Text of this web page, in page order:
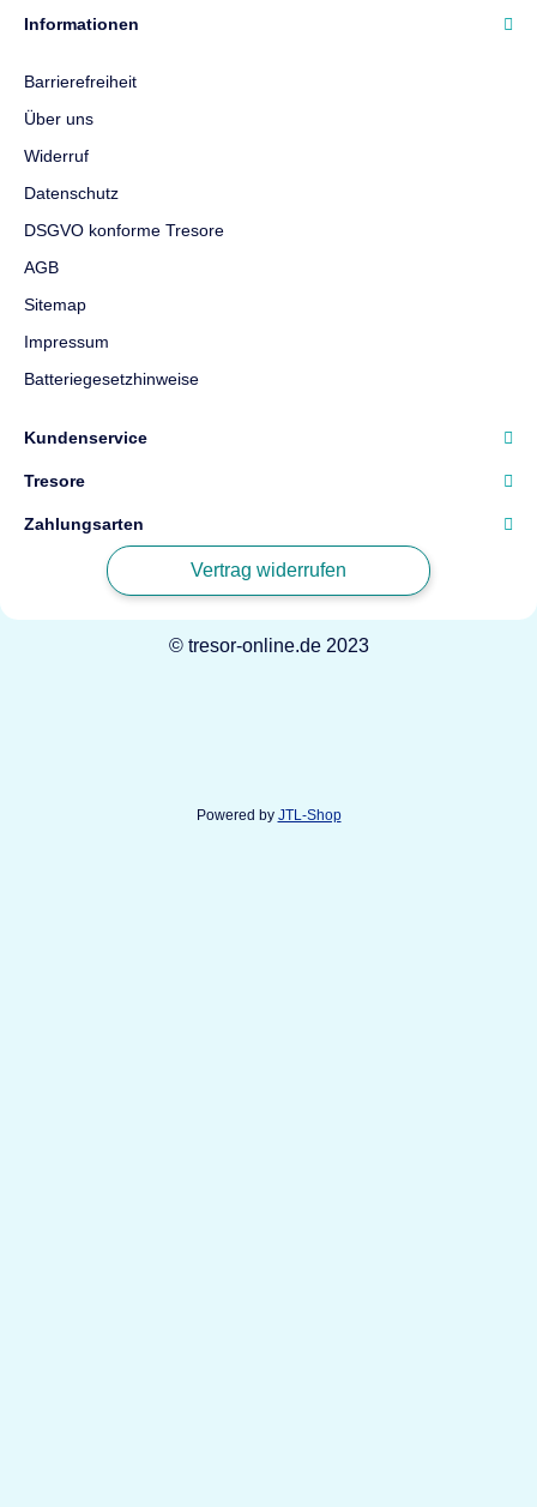
Informationen
Barrierefreiheit
Über uns
Widerruf
Datenschutz
DSGVO konforme Tresore
AGB
Sitemap
Impressum
Batteriegesetzhinweise
Kundenservice
Tresore
Zahlungsarten
Vertrag widerrufen
© tresor-online.de 2023
Powered by JTL-Shop